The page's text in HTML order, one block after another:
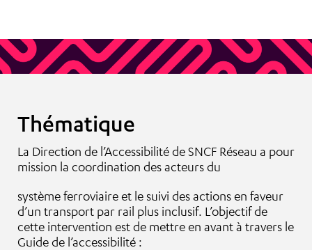
Thématique
La Direction de l’Accessibilité de SNCF Réseau a pour
mission la coordination des acteurs du
système ferroviaire et le suivi des actions en faveur
d’un transport par rail plus inclusif. L’objectif de
cette intervention est de mettre en avant à travers le
Guide de l’accessibilité :